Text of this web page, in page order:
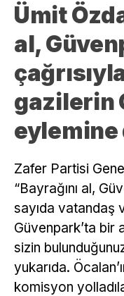
Ümit
al,
gazilerin
Zafer Partisi
“Bayrağını al,
sayıda vatandaş
Güvenpark’ta bir
sizin
yukarıda.
komisyon